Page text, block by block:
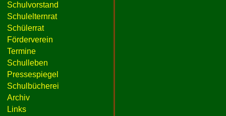
Schulvorstand
Schulelternrat
Schülerrat
Förderverein
Termine
Schulleben
Pressespiegel
Schulbücherei
Archiv
Links